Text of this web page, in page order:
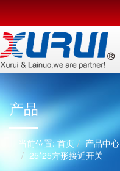
产品
首页 产品中心
25*25方形接近开关